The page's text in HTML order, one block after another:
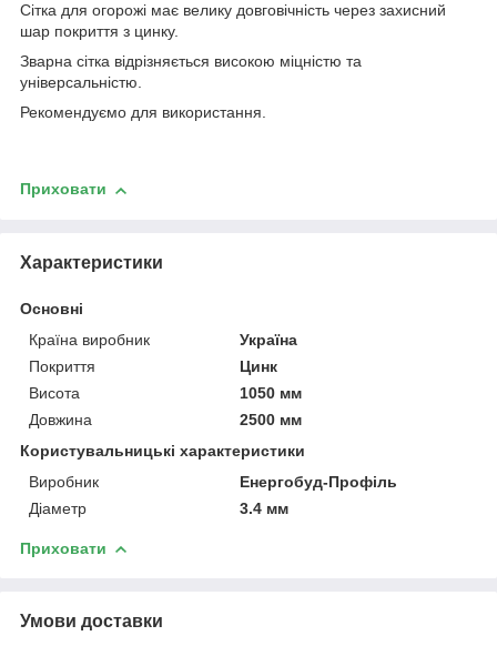
Сітка для огорожі має велику довговічність через захисний
шар покриття з цинку.
Зварна сітка відрізняється високою міцністю та
універсальністю.
Рекомендуємо для використання.
Приховати
Характеристики
Основні
Країна виробник
Україна
Покриття
Цинк
Висота
1050 мм
Довжина
2500 мм
Користувальницькі характеристики
Виробник
Енергобуд-Профіль
Діаметр
3.4 мм
Приховати
Умови доставки